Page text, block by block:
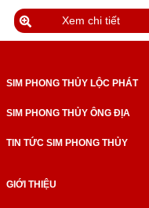
Xem chi tiết
SIM PHONG THỦY LỘC PHÁT
SIM PHONG THỦY ÔNG ĐỊA
TIN TỨC SIM PHONG THỦY
GIỚI THIỆU